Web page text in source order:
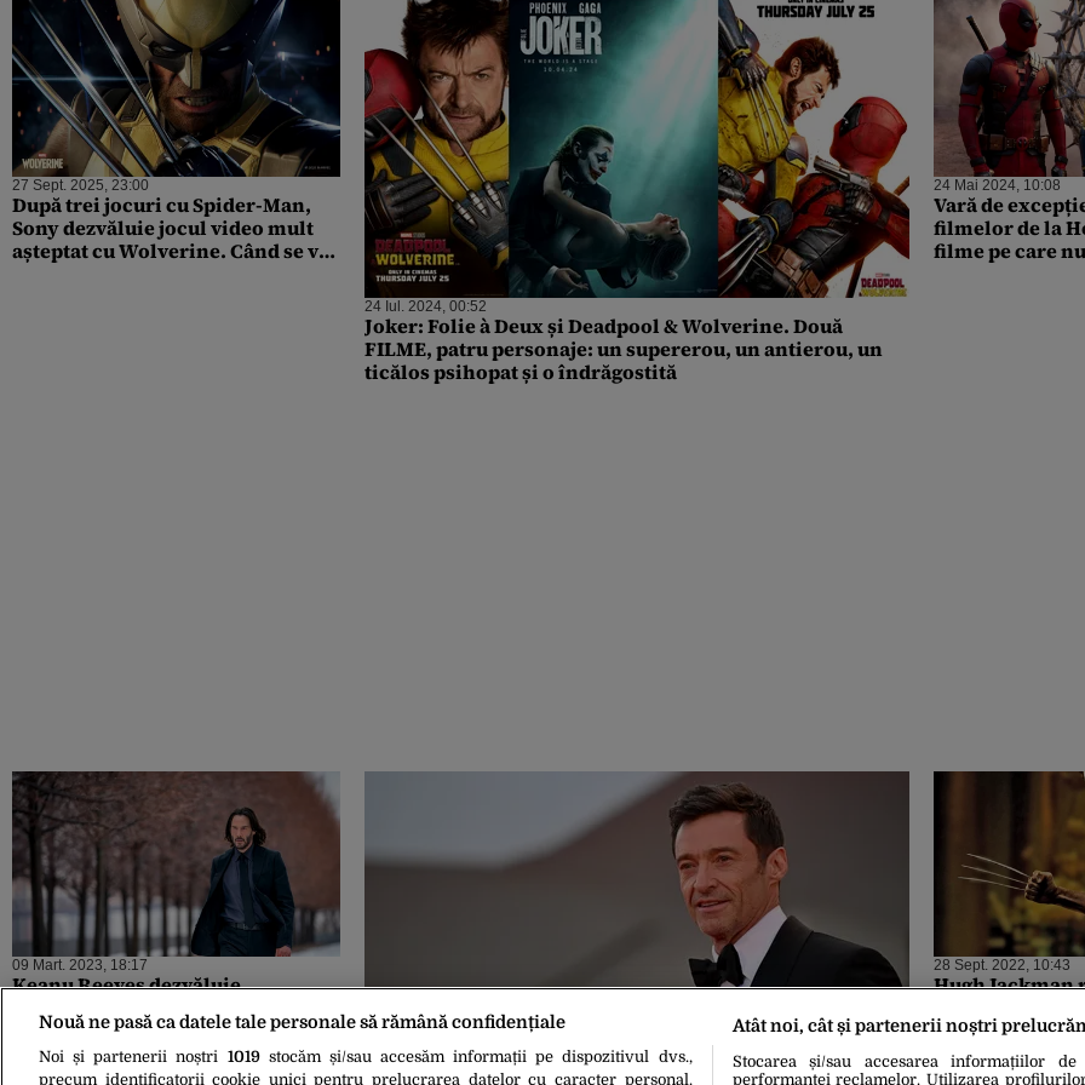
27 Sept. 2025, 23:00
După trei jocuri cu Spider-Man,
Sony dezvăluie jocul video mult
așteptat cu Wolverine. Când se va
24 Iul. 2024, 00:52
Joker: Folie à Deux și Deadpool & Wolverine. Două
FILME, patru personaje: un supererou, un antierou, un
ticălos psihopat și o îndrăgostită
24 Mai 2024, 10:08
Vară de
filmelor de la
filme pe care
09 Mart. 2023, 18:17
Keanu Reeves dezvăluie
personajul din franciza ”X-MEN”
pe care și-a dorit întotdeauna să îl
joace
28 Sept. 2022, 10:43
Hugh
emblematice,
Nouă ne pasă ca datele tale personale să rămână confidențiale
Noi și partenerii noștri 1019stocăm și/sau accesăm informații pe dispozitivul dvs.,
precum identificatorii cookie unici pentru prelucrarea datelor cu caracter personal.
Atât noi, cât și partenerii noștri
Stocarea și/sau accesarea informațiilor
performanței reclamelor. Utilizarea